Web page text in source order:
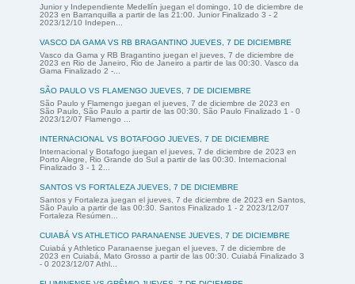
Junior y Independiente Medellín juegan el domingo, 10 de diciembre de
2023 en Barranquilla a partir de las 21:00. Junior Finalizado 3 - 2
2023/12/10 Indepen...
VASCO DA GAMA VS RB BRAGANTINO JUEVES, 7 DE DICIEMBRE
Vasco da Gama y RB Bragantino juegan el jueves, 7 de diciembre de
2023 en Rio de Janeiro, Rio de Janeiro a partir de las 00:30. Vasco da
Gama Finalizado 2 -...
SÃO PAULO VS FLAMENGO JUEVES, 7 DE DICIEMBRE
São Paulo y Flamengo juegan el jueves, 7 de diciembre de 2023 en
São Paulo, São Paulo a partir de las 00:30. São Paulo Finalizado 1 - 0
2023/12/07 Flamengo ...
INTERNACIONAL VS BOTAFOGO JUEVES, 7 DE DICIEMBRE
Internacional y Botafogo juegan el jueves, 7 de diciembre de 2023 en
Porto Alegre, Rio Grande do Sul a partir de las 00:30. Internacional
Finalizado 3 - 1 2...
SANTOS VS FORTALEZA JUEVES, 7 DE DICIEMBRE
Santos y Fortaleza juegan el jueves, 7 de diciembre de 2023 en Santos,
São Paulo a partir de las 00:30. Santos Finalizado 1 - 2 2023/12/07
Fortaleza Resúmen...
CUIABÁ VS ATHLETICO PARANAENSE JUEVES, 7 DE DICIEMBRE
Cuiabá y Athletico Paranaense juegan el jueves, 7 de diciembre de
2023 en Cuiabá, Mato Grosso a partir de las 00:30. Cuiabá Finalizado 3
- 0 2023/12/07 Athl...